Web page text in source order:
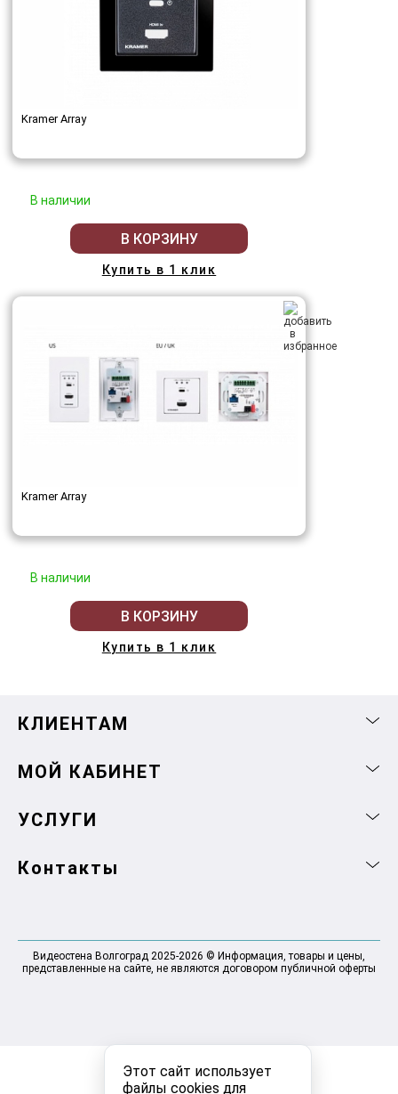
Этот сайт использует
файлы cookies для
Kramer Array
В наличии
В КОРЗИНУ
Купить в 1 клик
Kramer Array
В наличии
В КОРЗИНУ
Купить в 1 клик
КЛИЕНТАМ
МОЙ КАБИНЕТ
УСЛУГИ
Контакты
Видеостена Волгоград 2025-2026 © Информация, товары и цены,
представленные на сайте, не являются договором публичной оферты